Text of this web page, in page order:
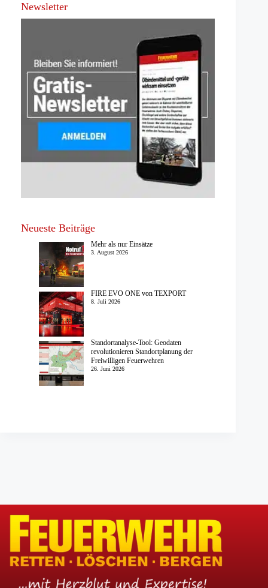
Newsletter
Neueste Beiträge
Mehr als nur Einsätze
3. August 2026
FIRE EVO ONE von TEXPORT
8. Juli 2026
Standortanalyse-Tool: Geodaten
revolutionieren Standortplanung der
Freiwilligen Feuerwehren
26. Juni 2026